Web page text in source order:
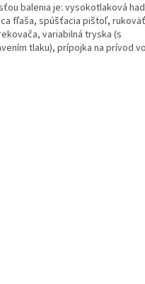
balenia je: vysokotlaková
fľaša, spúšťacia pištoľ, rukoväť
variabilná tryska (s
tlaku), prípojka na prívod